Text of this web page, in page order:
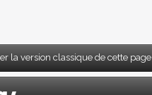
la version classique de cette page